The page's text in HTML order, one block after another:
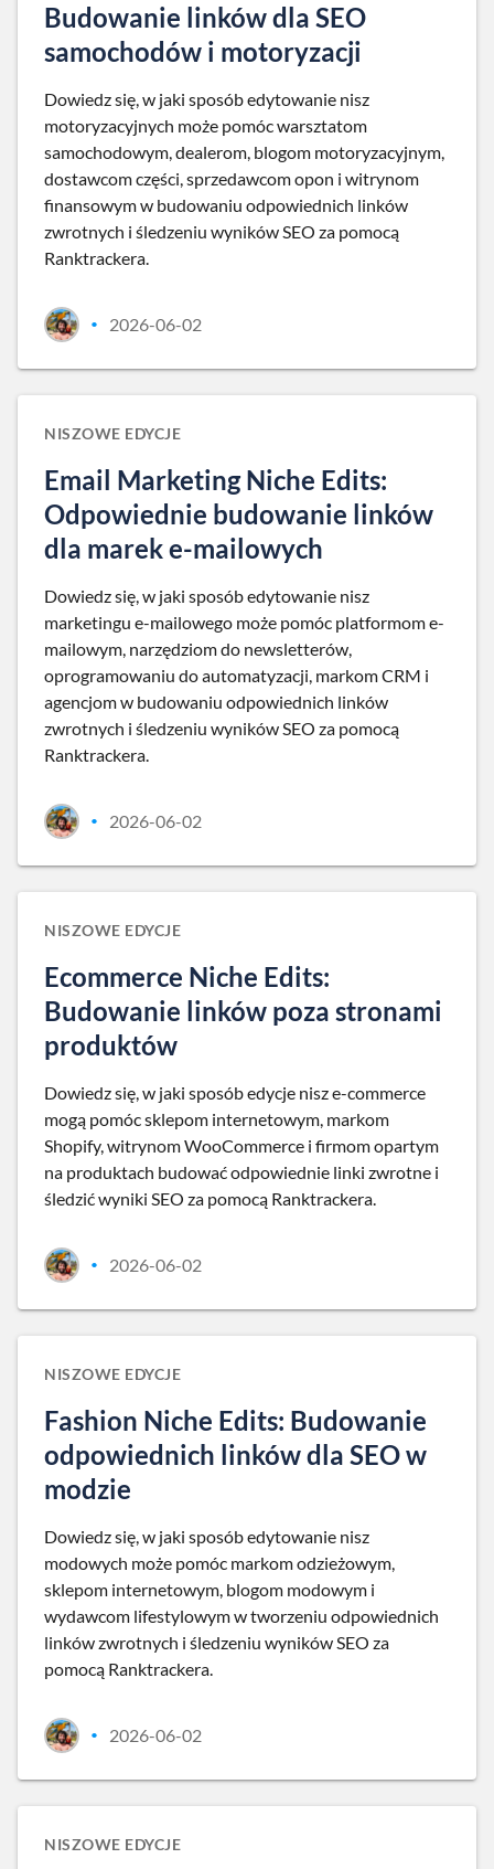
Budowanie linków dla SEO
samochodów i motoryzacji
Dowiedz się, w jaki sposób edytowanie nisz
motoryzacyjnych może pomóc warsztatom
samochodowym, dealerom, blogom motoryzacyjnym,
dostawcom części, sprzedawcom opon i witrynom
finansowym w budowaniu odpowiednich linków
zwrotnych i śledzeniu wyników SEO za pomocą
Ranktrackera.
• 2026-06-02
NISZOWE EDYCJE
Email Marketing Niche Edits:
Odpowiednie budowanie linków
dla marek e-mailowych
Dowiedz się, w jaki sposób edytowanie nisz
marketingu e-mailowego może pomóc platformom e-
mailowym, narzędziom do newsletterów,
oprogramowaniu do automatyzacji, markom CRM i
agencjom w budowaniu odpowiednich linków
zwrotnych i śledzeniu wyników SEO za pomocą
Ranktrackera.
• 2026-06-02
NISZOWE EDYCJE
Ecommerce Niche Edits:
Budowanie linków poza stronami
produktów
Dowiedz się, w jaki sposób edycje nisz e-commerce
mogą pomóc sklepom internetowym, markom
Shopify, witrynom WooCommerce i firmom opartym
na produktach budować odpowiednie linki zwrotne i
śledzić wyniki SEO za pomocą Ranktrackera.
• 2026-06-02
NISZOWE EDYCJE
Fashion Niche Edits: Budowanie
odpowiednich linków dla SEO w
modzie
Dowiedz się, w jaki sposób edytowanie nisz
modowych może pomóc markom odzieżowym,
sklepom internetowym, blogom modowym i
wydawcom lifestylowym w tworzeniu odpowiednich
linków zwrotnych i śledzeniu wyników SEO za
pomocą Ranktrackera.
• 2026-06-02
NISZOWE EDYCJE